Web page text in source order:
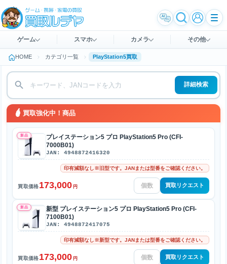
ゲーム スマホ カメラ その他
HOME カテゴリ一覧 PlayStation5買取
詳細検索
買取強化中！商品
新品
プレイステーション5 プロ PlayStation5 Pro (CFI-
7000B01)
JAN: 4948872416320
印有減額なし※旧型です。JANまたは型番をご確認ください。
買取価格173,000 円 買取リクエスト
新品
新型 プレイステーション5 プロ PlayStation5 Pro (CFI-
7100B01)
JAN: 4948872417075
印有減額なし※新型です。JANまたは型番をご確認ください。
買取価格173,000 円 買取リクエスト